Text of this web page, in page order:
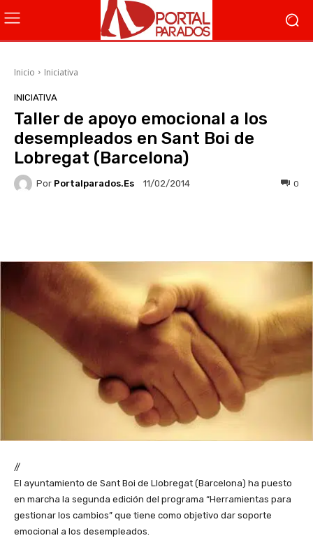
Inicio Iniciativa
INICIATIVA
Taller de apoyo emocional a los
desempleados en Sant Boi de
Lobregat (Barcelona)
Por Portalparados.es 11/02/2014 0
//
El ayuntamiento de Sant Boi de Llobregat (Barcelona) ha puesto
en marcha la segunda edición del programa “Herramientas para
gestionar los cambios” que tiene como objetivo dar soporte
emocional a los desempleados.